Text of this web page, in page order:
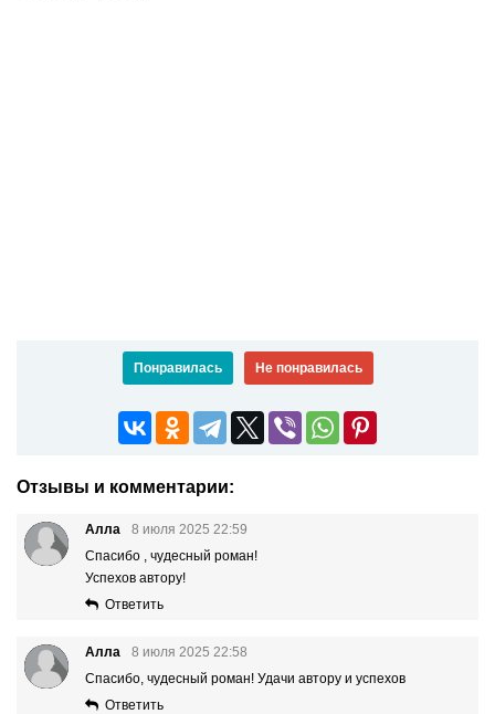
Понравилась Не понравилась
Отзывы и комментарии:
Алла
8 июля 2025 22:59
Спасибо , чудесный роман!
Успехов автору!
Ответить
Алла
8 июля 2025 22:58
Спасибо, чудесный роман! Удачи автору и успехов
Ответить